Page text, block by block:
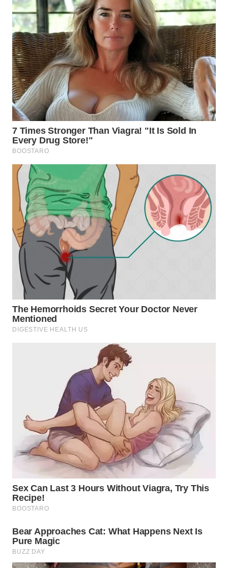
WN
PAKPAK
WN
KARAWANG
WN
BEKASI
WN
BOGOR
WN
DEPOK
WN
TAPANULI
UTARA
SAMOSIR
WN
PADANG
LAWAS
KEPULAUAN
SERIBU
WN
WN
BINJAI
WN
CIREBON